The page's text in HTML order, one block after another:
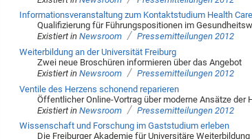
Informationsveranstaltung zum Kontaktstudium Health
Qualifizierung für Führungspositionen im
Existiert in Newsroom / Pressemitteilungen 2012
Weiterbildung an der Universität Freiburg
Zwei neue Broschüren informieren über das Angebot
Existiert in Newsroom / Pressemitteilungen 2012
Ventile des Herzens schonend reparieren
Öffentlicher Online-Vortrag über moderne Ansätze der
Existiert in Newsroom / Pressemitteilungen 2012
Wissenschaft und Forschung im Gaststudium erleben
Die Freiburger Akademie für Universitäre